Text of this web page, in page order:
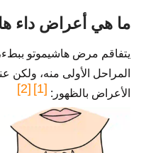
ما هي أعراض داء
يتفاقم مرض هاشيموتو
المراحل الأولى منه، ولكن
الأعراض بالظهور: [1]
[2]